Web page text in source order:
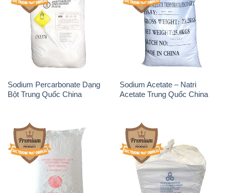
Sodium Percarbonate Dạng
Bột Trung Quốc China
Sodium Acetate – Natri
Acetate Trung Quốc China